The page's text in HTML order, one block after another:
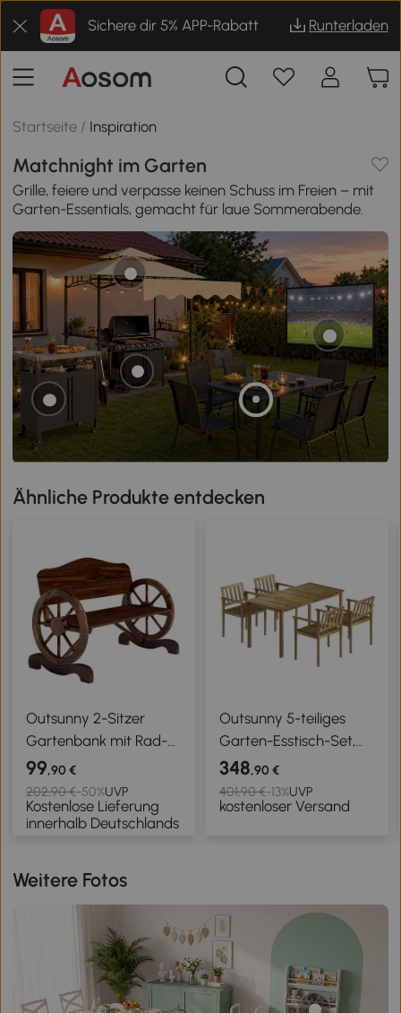
Sichere dir 5% APP-Rabatt Runterladen
Startseite / Inspiration
Matchnight im Garten
Grille, feiere und verpasse keinen Schuss im Freien – mit
Garten-Essentials, gemacht für laue Sommerabende.
Ähnliche Produkte entdecken
Outsunny 2-Sitzer
Gartenbank mit Rad-
Armlehnen, Rustikale
Outdoor-Bank für
Terrasse, Veranda,
Fichtenholz, Braun
99,90 €
202,90 €-50%UVP
Kostenlose Lieferung
innerhalb Deutschlands
Outsunny 5-teiliges
Garten-Esstisch-Set,
Tisch und Stühle für 4
Personen, Teak
348,90 €
401,90 €-13%UVP
kostenloser Versand
Weitere Fotos